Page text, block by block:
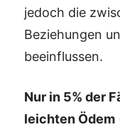
jedoch die
Beziehungen
beeinflussen.
Nur in 5% der
leichten Ödem